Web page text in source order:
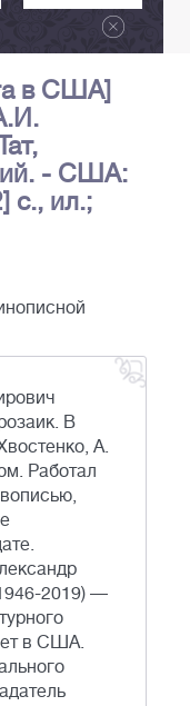
в США]
- США:
с., ил.;
В
А.
Работал
2019) —
в США.